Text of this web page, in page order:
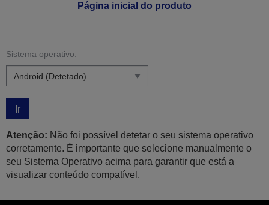
Página inicial do produto
Sistema operativo:
Ir
Atenção: Não foi possível detetar o seu sistema operativo
corretamente. É importante que selecione manualmente o
seu Sistema Operativo acima para garantir que está a
visualizar conteúdo compatível.